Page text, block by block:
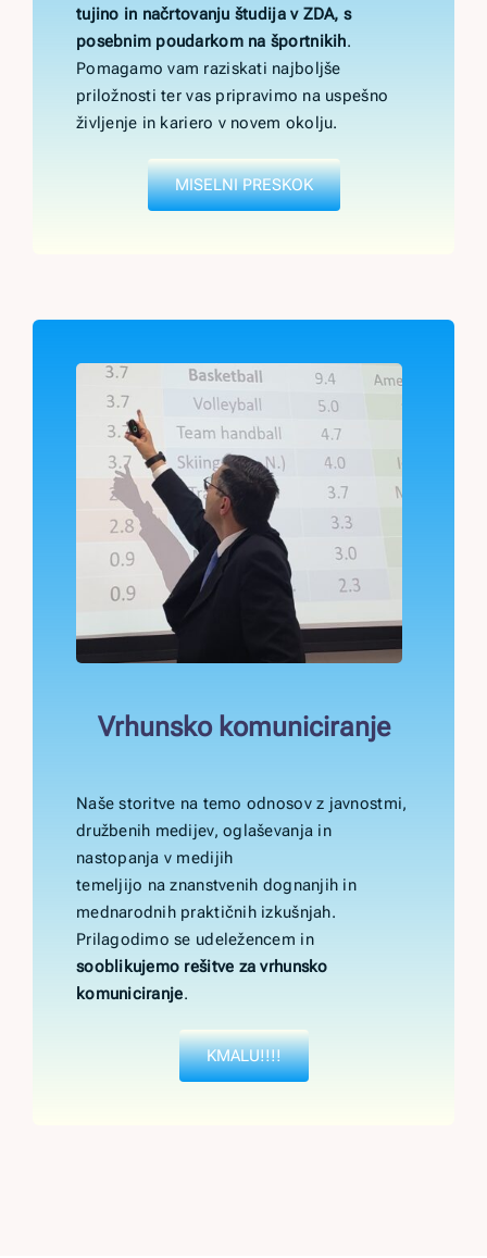
tujino in načrtovanju študija v ZDA, s
posebnim poudarkom na športnikih.
Pomagamo vam raziskati najboljše
priložnosti ter vas pripravimo na uspešno
življenje in kariero v novem okolju.
MISELNI PRESKOK
Vrhunsko komuniciranje
Naše storitve na temo odnosov z javnostmi,
družbenih medijev, oglaševanja in
nastopanja v medijih
temeljijo na znanstvenih dognanjih in
mednarodnih praktičnih izkušnjah.
Prilagodimo se udeležencem in
sooblikujemo rešitve za vrhunsko
komuniciranje.
KMALU!!!!